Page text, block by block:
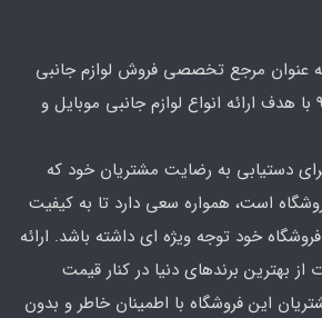
عنوان مرجع تخصصی فروش لوازم جانبی
فعالیت خود را از سال 99 با هدف ارائه انواع لوازم جانبی موبایل و
دستیابی به رضایت مشتریان خود که
است، همواره سعی دارد تا به کیفیت
خود توجه ویژه ای داشته باشد. ارائه
بهترین برندهای دنیا در کنار قیمت
این فروشگاه با اطمینان خاطر و بدون